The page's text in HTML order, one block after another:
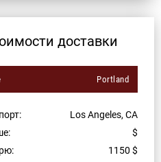
доставки
Portland
Los Angeles, CA
$
1150 $